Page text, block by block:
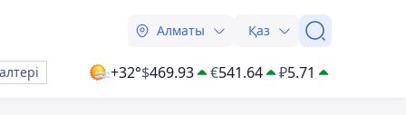
Алматы Қаз
+32°$469.93 €541.64 ₽5.71